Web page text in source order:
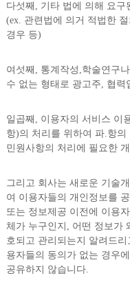
다섯째, 기타 법에 의해 요
(ex. 관련법에 의거 적법한
경우 등)
여섯째, 통계작성,학술연구
수 없는 형태로 광고주, 협
일곱째, 이용자의 서비스 이
항)의 처리를 위하여 파.항
민원사항의 처리에 필요한
그리고 회사는 새로운 기술
여 이용자들의 개인정보를
또는 정보제공 이전에 이용
체가 누구인지, 어떤 정보가
호되고 관리되는지 알려드
용자들의 동의가 없는 경우
공유하지 않습니다.